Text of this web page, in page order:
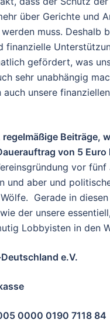
über Gerichte und
muss. Deshalb
finanzielle
gefördert, was
sehr unabhängig
auch unsere
Beiträge,
von 5 Euro
vor fünf
und aber und
Gerade in
der unsere
Lobbyisten in den
e.V.
0000 0190 7118 84